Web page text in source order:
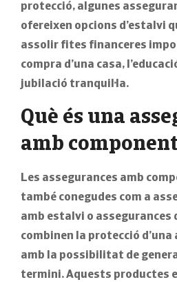
protecció, algunes
ofereixen opcions d’estalvi
assolir fites financeres
compra d’una casa,
jubilació tranquil·la.
Què és una
amb
Les assegurances amb
també conegudes com a
amb estalvi o assegurances
combinen la protecció d’una
amb la possibilitat de
termini. Aquests productes